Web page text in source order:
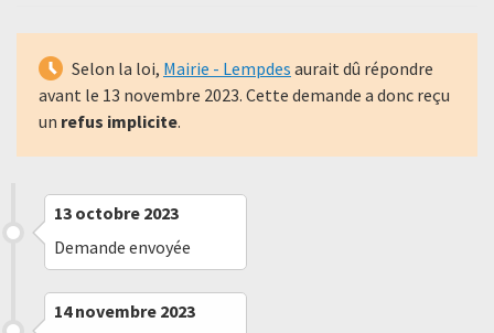
Selon la loi, Mairie - Lempdes aurait dû répondre
avant le 13 novembre 2023. Cette demande a donc reçu
un refus implicite.
13 octobre 2023
Demande envoyée
14 novembre 2023